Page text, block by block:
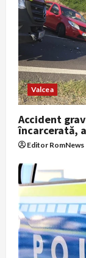
Valcea
Accident
încarcerată,
Editor RomNews